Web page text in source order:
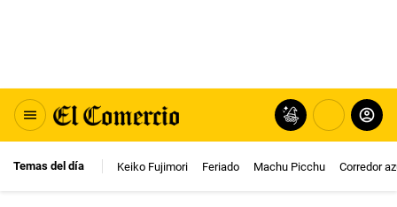
Temas del día Keiko Fujimori Feriado Machu Picchu Corredor